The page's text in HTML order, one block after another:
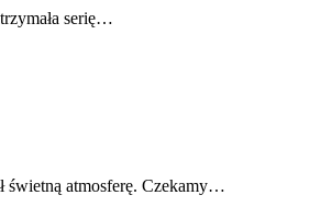
serię…
świetną atmosferę. Czekamy…